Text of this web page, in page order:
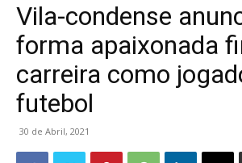
Vila-condense
forma apaixonada
carreira como
futebol
30 de Abril, 2021